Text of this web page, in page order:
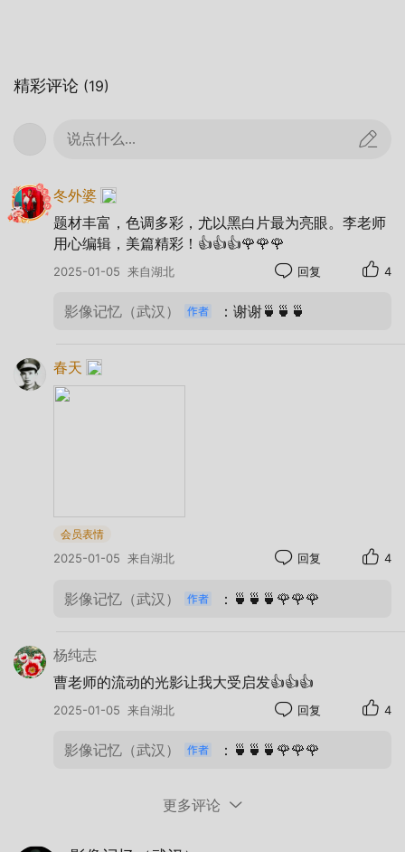
郭海洋+武汉故事+武昌汉街+2025年1月
+Galaxy A71+Snapseed
曹军+ 流动的光影 +东湖梨园+2024年12月
优秀作品之三
精彩评论 (19)
说点什么...
冬外婆
题材丰富，色调多彩，尤以黑白片最为亮眼。李老师
用心编辑，美篇精彩！👍👍👍🌹🌹🌹
2025-01-05 来自湖北 回复 4
影像记忆（武汉） ：谢谢🍵🍵🍵
春天
会员表情
2025-01-05 来自湖北 回复 4
影像记忆（武汉） ：🍵🍵🍵🌹🌹🌹
杨纯志
曹老师的流动的光影让我大受启发👍👍👍
2025-01-05 来自湖北 回复 4
影像记忆（武汉） ：🍵🍵🍵🌹🌹🌹
更多评论